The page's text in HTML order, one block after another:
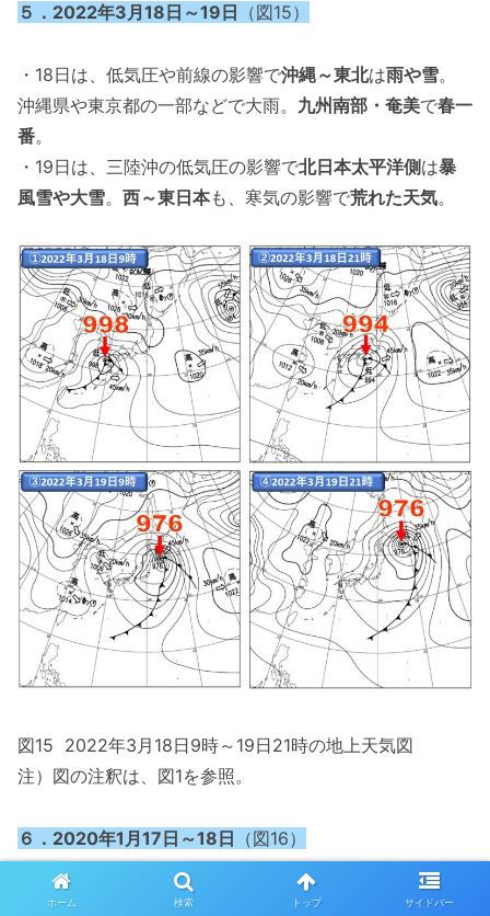
５．2022年3月18日～19日 （図15）
・18日は、低気圧や前線の影響で沖縄～東北は雨や雪。
沖縄県や東京都の一部などで大雨。 九州南部・奄美で春一
番。
・19日は、三陸沖の低気圧の影響で北日本太平洋側 は暴
風雪や大雪。 西～東日本も、寒気の影響で荒れた天気。
図15 2022年3月18日9時～19日21時の地上天気図
注）図の注釈は、図1を参照。
６．2020年1月17日～18日 （図16）
・17日は、前線を伴った低気圧が四国の南を東に進み、
ホーム 検索 トップ サイドバー